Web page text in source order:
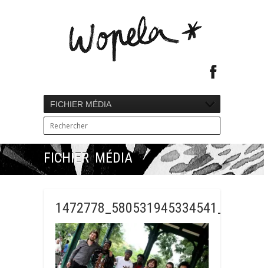
FICHIER MÉDIA
FICHIER MÉDIA